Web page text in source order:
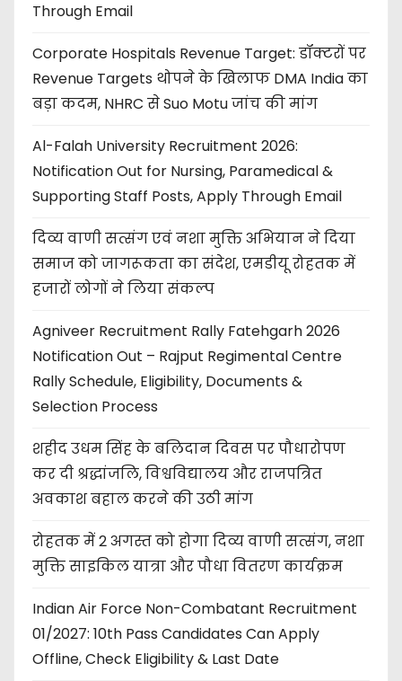
Through Email
Corporate Hospitals Revenue Target: डॉक्टरों पर
Revenue Targets थोपने के खिलाफ DMA India का
बड़ा कदम, NHRC से Suo Motu जांच की मांग
Al-Falah University Recruitment 2026:
Notification Out for Nursing, Paramedical &
Supporting Staff Posts, Apply Through Email
दिव्य वाणी सत्संग एवं नशा मुक्ति अभियान ने दिया
समाज को जागरूकता का संदेश, एमडीयू रोहतक में
हजारों लोगों ने लिया संकल्प
Agniveer Recruitment Rally Fatehgarh 2026
Notification Out – Rajput Regimental Centre
Rally Schedule, Eligibility, Documents &
Selection Process
शहीद उधम सिंह के बलिदान दिवस पर पौधारोपण
कर दी श्रद्धांजलि, विश्वविद्यालय और राजपत्रित
अवकाश बहाल करने की उठी मांग
रोहतक में 2 अगस्त को होगा दिव्य वाणी सत्संग, नशा
मुक्ति साइकिल यात्रा और पौधा वितरण कार्यक्रम
Indian Air Force Non-Combatant Recruitment
01/2027: 10th Pass Candidates Can Apply
Offline, Check Eligibility & Last Date